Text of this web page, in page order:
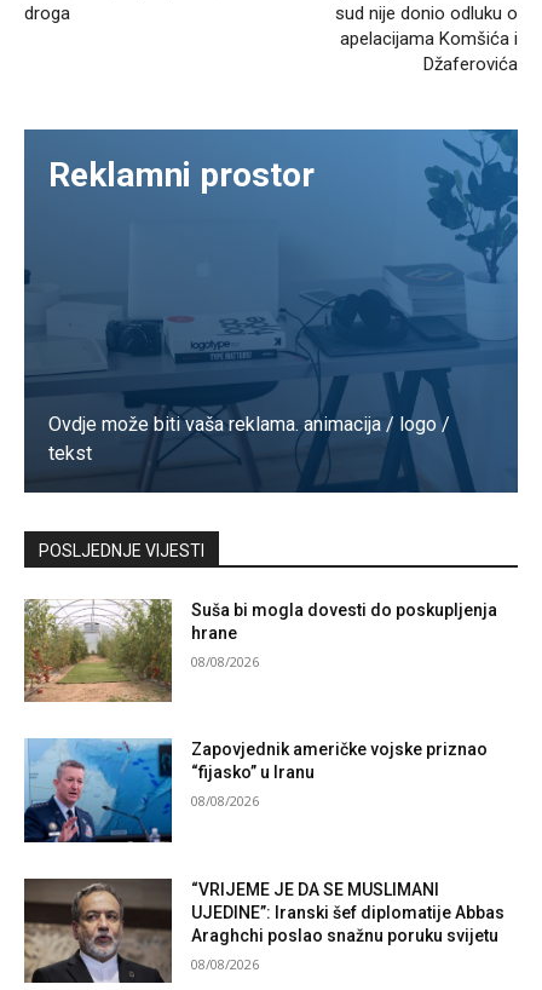
droga
sud nije donio odluku o
apelacijama Komšića i
Džaferovića
Reklamni prostor
Ovdje može biti vaša reklama. animacija / logo /
tekst
Kontaktirajte nas
POSLJEDNJE VIJESTI
Suša bi mogla dovesti do poskupljenja
hrane
08/08/2026
Zapovjednik američke vojske priznao
“fijasko” u Iranu
08/08/2026
“VRIJEME JE DA SE MUSLIMANI
UJEDINE”: Iranski šef diplomatije Abbas
Araghchi poslao snažnu poruku svijetu
08/08/2026